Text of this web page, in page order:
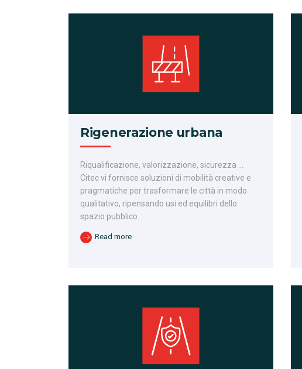
Rigenerazione urbana
Riqualificazione, valorizzazione, sicurezza …
Citec vi fornisce soluzioni di mobilità creative e
pragmatiche per trasformare le città in modo
qualitativo, ripensando usi ed equilibri dello
spazio pubblico.
Read more